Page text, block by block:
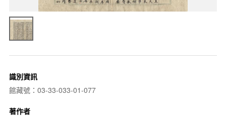
識別資訊
館藏號：03-33-033-01-077
著作者